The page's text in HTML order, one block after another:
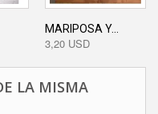
MARIPOSA Y...
3,20 USD
LA MISMA